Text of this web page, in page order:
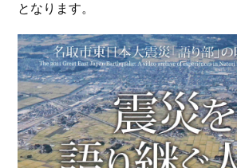
となります。